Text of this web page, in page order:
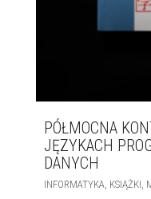
PÓŁMOCNA
JĘZYKACH
DANYCH
INFORMATYKA, KSIĄŻKI,